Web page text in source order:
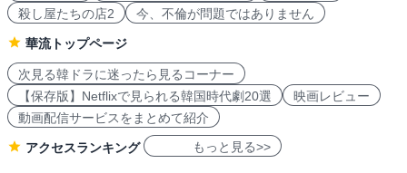
殺し屋たちの店2
今、不倫が問題ではありません
華流トップページ
次見る韓ドラに迷ったら見るコーナー
【保存版】Netflixで見られる韓国時代劇20選
映画レビュー
動画配信サービスをまとめて紹介
アクセスランキング もっと見る>>